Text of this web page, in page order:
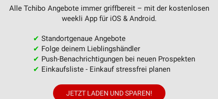
Alle Tchibo Angebote immer griffbereit – mit der kostenlosen
weekli App für iOS & Android.
✔ Standortgenaue Angebote
✔ Folge deinem Lieblingshändler
✔ Push-Benachrichtigungen bei neuen Prospekten
✔ Einkaufsliste - Einkauf stressfrei planen
JETZT LADEN UND SPAREN!